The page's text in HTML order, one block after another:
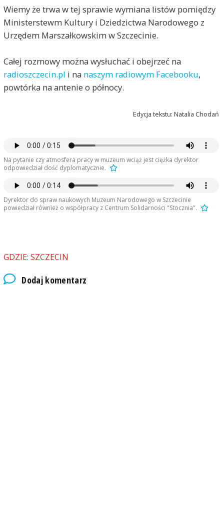
Wiemy że trwa w tej sprawie wymiana listów pomiędzy
Ministerstewm Kultury i Dziedzictwa Narodowego z
Urzędem Marszałkowskim w Szczecinie.
Całej rozmowy można wysłuchać i obejrzeć na
radioszczecin.pl i na naszym radiowym Facebooku,
powtórka na antenie o północy.
Edycja tekstu: Natalia Chodań
Na pytanie czy atmosfera pracy w muzeum wciąż jest ciężka dyrektor
odpowiedział dość dyplomatycznie.
Dyrektor do spraw naukowych Muzeum Narodowego w Szczecinie
powiedział również o współpracy z Centrum Solidarności "Stocznia".
GDZIE: SZCZECIN
Dodaj komentarz